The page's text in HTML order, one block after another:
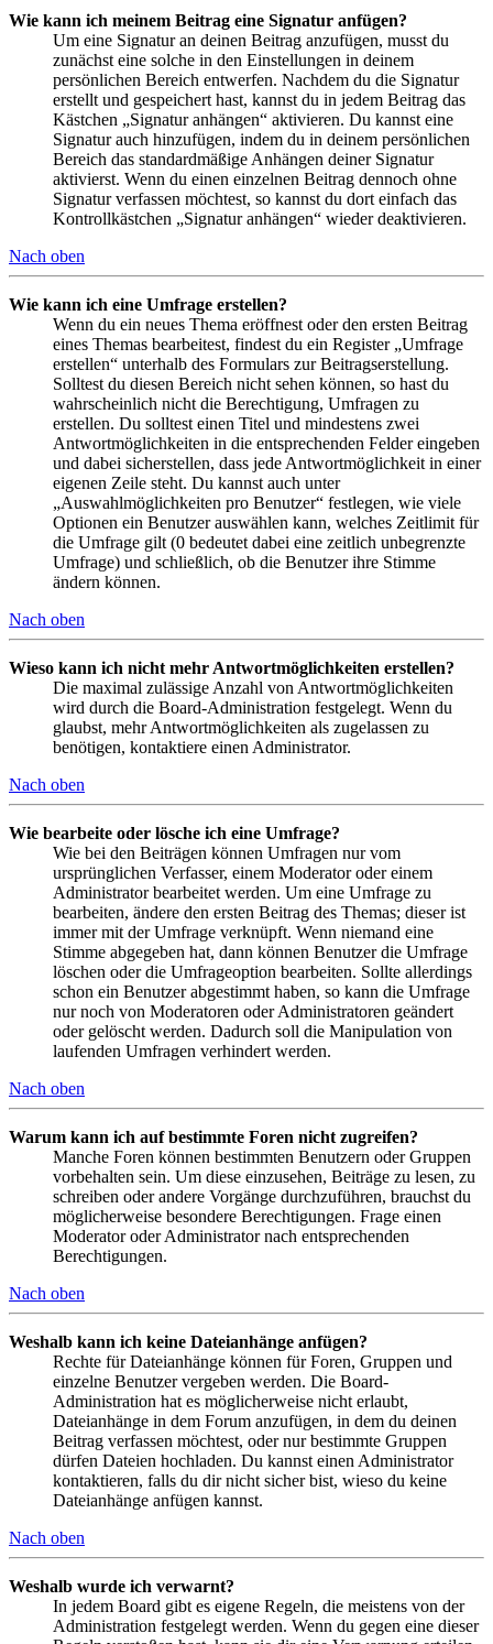
Wie kann ich meinem Beitrag eine Signatur anfügen?
Um eine Signatur an deinen Beitrag anzufügen, musst du
zunächst eine solche in den Einstellungen in deinem
persönlichen Bereich entwerfen. Nachdem du die Signatur
erstellt und gespeichert hast, kannst du in jedem Beitrag das
Kästchen „Signatur anhängen“ aktivieren. Du kannst eine
Signatur auch hinzufügen, indem du in deinem persönlichen
Bereich das standardmäßige Anhängen deiner Signatur
aktivierst. Wenn du einen einzelnen Beitrag dennoch ohne
Signatur verfassen möchtest, so kannst du dort einfach das
Kontrollkästchen „Signatur anhängen“ wieder deaktivieren.
Nach oben
Wie kann ich eine Umfrage erstellen?
Wenn du ein neues Thema eröffnest oder den ersten Beitrag
eines Themas bearbeitest, findest du ein Register „Umfrage
erstellen“ unterhalb des Formulars zur Beitragserstellung.
Solltest du diesen Bereich nicht sehen können, so hast du
wahrscheinlich nicht die Berechtigung, Umfragen zu
erstellen. Du solltest einen Titel und mindestens zwei
Antwortmöglichkeiten in die entsprechenden Felder eingeben
und dabei sicherstellen, dass jede Antwortmöglichkeit in einer
eigenen Zeile steht. Du kannst auch unter
„Auswahlmöglichkeiten pro Benutzer“ festlegen, wie viele
Optionen ein Benutzer auswählen kann, welches Zeitlimit für
die Umfrage gilt (0 bedeutet dabei eine zeitlich unbegrenzte
Umfrage) und schließlich, ob die Benutzer ihre Stimme
ändern können.
Nach oben
Wieso kann ich nicht mehr Antwortmöglichkeiten erstellen?
Die maximal zulässige Anzahl von Antwortmöglichkeiten
wird durch die Board-Administration festgelegt. Wenn du
glaubst, mehr Antwortmöglichkeiten als zugelassen zu
benötigen, kontaktiere einen Administrator.
Nach oben
Wie bearbeite oder lösche ich eine Umfrage?
Wie bei den Beiträgen können Umfragen nur vom
ursprünglichen Verfasser, einem Moderator oder einem
Administrator bearbeitet werden. Um eine Umfrage zu
bearbeiten, ändere den ersten Beitrag des Themas; dieser ist
immer mit der Umfrage verknüpft. Wenn niemand eine
Stimme abgegeben hat, dann können Benutzer die Umfrage
löschen oder die Umfrageoption bearbeiten. Sollte allerdings
schon ein Benutzer abgestimmt haben, so kann die Umfrage
nur noch von Moderatoren oder Administratoren geändert
oder gelöscht werden. Dadurch soll die Manipulation von
laufenden Umfragen verhindert werden.
Nach oben
Warum kann ich auf bestimmte Foren nicht zugreifen?
Manche Foren können bestimmten Benutzern oder Gruppen
vorbehalten sein. Um diese einzusehen, Beiträge zu lesen, zu
schreiben oder andere Vorgänge durchzuführen, brauchst du
möglicherweise besondere Berechtigungen. Frage einen
Moderator oder Administrator nach entsprechenden
Berechtigungen.
Nach oben
Weshalb kann ich keine Dateianhänge anfügen?
Rechte für Dateianhänge können für Foren, Gruppen und
einzelne Benutzer vergeben werden. Die Board-
Administration hat es möglicherweise nicht erlaubt,
Dateianhänge in dem Forum anzufügen, in dem du deinen
Beitrag verfassen möchtest, oder nur bestimmte Gruppen
dürfen Dateien hochladen. Du kannst einen Administrator
kontaktieren, falls du dir nicht sicher bist, wieso du keine
Dateianhänge anfügen kannst.
Nach oben
Weshalb wurde ich verwarnt?
In jedem Board gibt es eigene Regeln, die meistens von der
Administration festgelegt werden. Wenn du gegen eine dieser